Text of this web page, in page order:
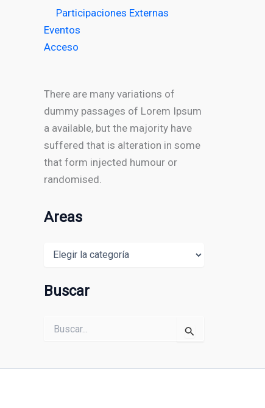
Participaciones Externas
Eventos
Acceso
There are many variations of
dummy passages of Lorem Ipsum
a available, but the majority have
suffered that is alteration in some
that form injected humour or
randomised.
Areas
Buscar
por: